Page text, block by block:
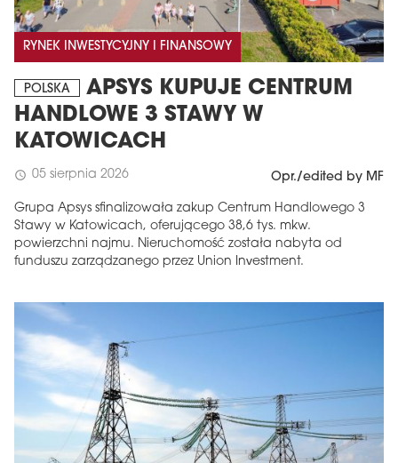
RYNEK INWESTYCYJNY I FINANSOWY
POLSKA
APSYS KUPUJE CENTRUM
HANDLOWE 3 STAWY W
KATOWICACH
schedule 05 sierpnia 2026 Opr./edited by MF
Grupa Apsys sfinalizowała zakup Centrum Handlowego 3
Stawy w Katowicach, oferującego 38,6 tys. mkw.
powierzchni najmu. Nieruchomość została nabyta od
funduszu zarządzanego przez Union Investment.